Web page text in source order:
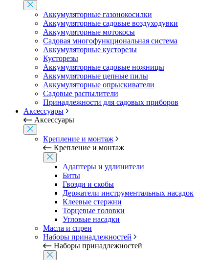
Аккумуляторные газонокосилки
Аккумуляторные садовые воздуходувки
Аккумуляторные мотокосы
Садовая многофункциональная система
Аккумуляторные кусторезы
Кусторезы
Аккумуляторные садовые ножницы
Аккумуляторные цепные пилы
Аккумуляторные опрыскиватели
Садовые распылители
Принадлежности для садовых приборов
Аксессуары
Аксессуары
Крепление и монтаж
Крепление и монтаж
Адаптеры и удлинители
Биты
Гвозди и скобы
Держатели инструментальных насадок
Клеевые стержни
Торцевые головки
Угловые насадки
Масла и спреи
Наборы принадлежностей
Наборы принадлежностей